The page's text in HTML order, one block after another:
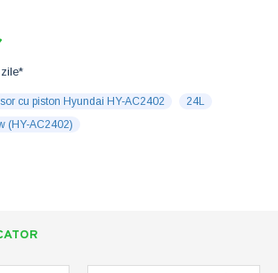
cu piston Hyundai HY-AC2402
24L
(HY-AC2402)